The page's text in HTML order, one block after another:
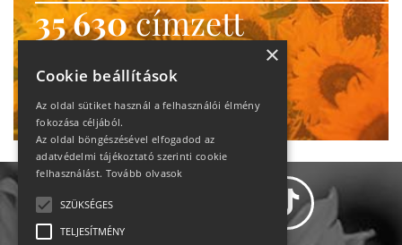
35 630címzett
heti motiváció
Ne maradj le!
×
Cookie beállítások
Az oldal sütiket használ a felhasználói élmény
fokozása céljából.
Az oldal böngészésével elfogadod az
adatvédelmi tájékoztató szerinti cookie
felhasználást. Tovább olvasok
SZÜKSÉGES
TELJESÍTMÉNY